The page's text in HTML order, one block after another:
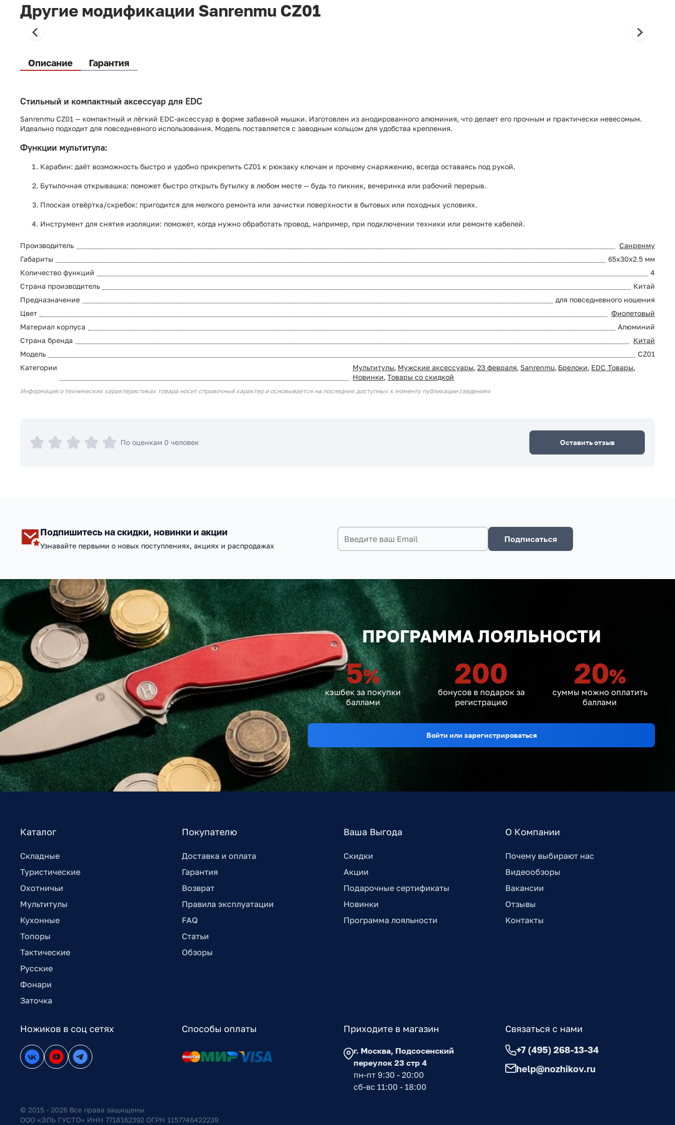
Другие модификации Sanrenmu CZ01
Описание Гарантия
Стильный и компактный аксессуар для EDC
Sanrenmu CZ01 — компактный и лёгкий EDC-аксессуар в форме забавной мышки. Изготовлен из анодированного алюминия, что делает его прочным и практически невесомым.
Идеально подходит для повседневного использования. Модель поставляется с заводным кольцом для удобства крепления.
Функции мультитула:
Карабин: даёт возможность быстро и удобно прикрепить CZ01 к рюкзаку ключам и прочему снаряжению, всегда оставаясь под рукой.
Бутылочная открывашка: поможет быстро открыть бутылку в любом месте — будь то пикник, вечеринка или рабочий перерыв.
Плоская отвёртка/скребок: пригодится для мелкого ремонта или зачистки поверхности в бытовых или походных условиях.
Инструмент для снятия изоляции: поможет, когда нужно обработать провод, например, при подключении техники или ремонте кабелей.
Производитель
Санренму
Габариты
65x30x2.5 мм
Количество функций
4
Страна производитель
Китай
Предназначение
для повседневного ношения
Цвет
Фиолетовый
Материал корпуса
Алюминий
Страна бренда
Китай
Модель
CZ01
Категории
Мультитулы, Мужские аксессуары, 23 февраля, Sanrenmu, Брелоки, EDC Товары,
Новинки, Товары со скидкой
Информация о технических характеристиках товара носит справочный характер и основывается на последних доступных к моменту публикации сведениях
По оценкам 0 человек Оставить отзыв
Подпишитесь на скидки, новинки и акции
Узнавайте первыми о новых поступлениях, акциях и распродажах
Подписаться
ПРОГРАММА ЛОЯЛЬНОСТИ
5%
кэшбек за покупки
баллами
200
бонусов в подарок за
регистрацию
20%
суммы можно оплатить
баллами
Войти или зарегистрироваться
Каталог
Складные
Туристические
Охотничьи
Мультитулы
Кухонные
Топоры
Тактические
Русские
Фонари
Заточка
Покупателю
Доставка и оплата
Гарантия
Возврат
Правила эксплуатации
FAQ
Статьи
Обзоры
Ваша Выгода
Скидки
Акции
Подарочные сертификаты
Новинки
Программа лояльности
О Компании
Почему выбирают нас
Видеообзоры
Вакансии
Отзывы
Контакты
Ножиков в соц сетях Способы оплаты Приходите в магазин
г. Москва, Подсосенский
переулок 23 стр 4
пн-пт 9:30 - 20:00
сб-вс 11:00 - 18:00
Связаться с нами
+7 (495) 268-13-34
help@nozhikov.ru
© 2015 - 2026 Все права защищены
ООО «ЭЛЬ ГУСТО» ИНН 7718162392 ОГРН 1157746422239